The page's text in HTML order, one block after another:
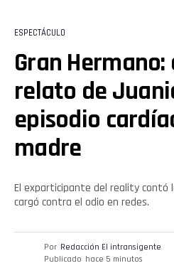
ESPECTÁCULO
Gran
relato de
episodio
madre
El exparticipante del reality contó
cargó contra el odio en redes.
Por Redacción El intransigente
Publicado hace 5 minutos